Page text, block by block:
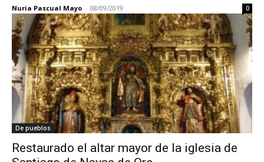
Nuria Pascual Mayo - 08/09/2019 0
De pueblos
Restaurado el altar mayor de la iglesia de